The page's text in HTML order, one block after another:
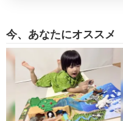
今、あなたにオススメ